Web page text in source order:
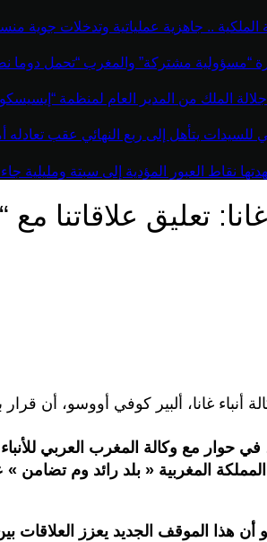
الملكية .. جاهزية عملياتية وتدخلات جوية
“مسؤولية مشتركة” والمغرب “تحمل دوما
جلالة الملك من المدير العام لمنظمة
للسيدات يتأهل إلى ربع النهائي عقب تعادله
نقاط العبور المؤدية إلى سبتة
غانا: تعليق علاقاتنا
أنباء غانا، ألبير كوفي أووسو، أن
حوار مع وكالة المغرب العربي للأنباء
المغربية « بلد رائد وم تضامن
هذا الموقف الجديد يعزز العلاقات